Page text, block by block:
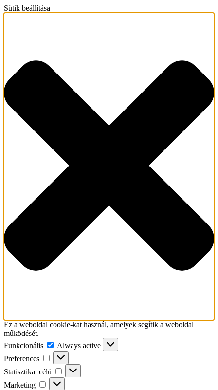
Sütik beállítása
Ez a weboldal cookie-kat használ, amelyek segítik a weboldal
működését.
Funkcionális
Funkcionális
Always active
Preferences
Preferences
Statisztikai célú
Statisztikai
célú
Marketing
Marketing